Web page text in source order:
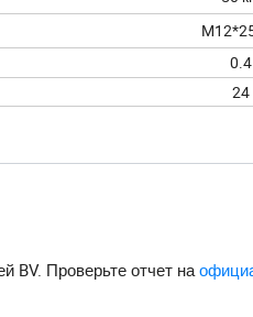
0.4
24
BV. Проверьте отчет на